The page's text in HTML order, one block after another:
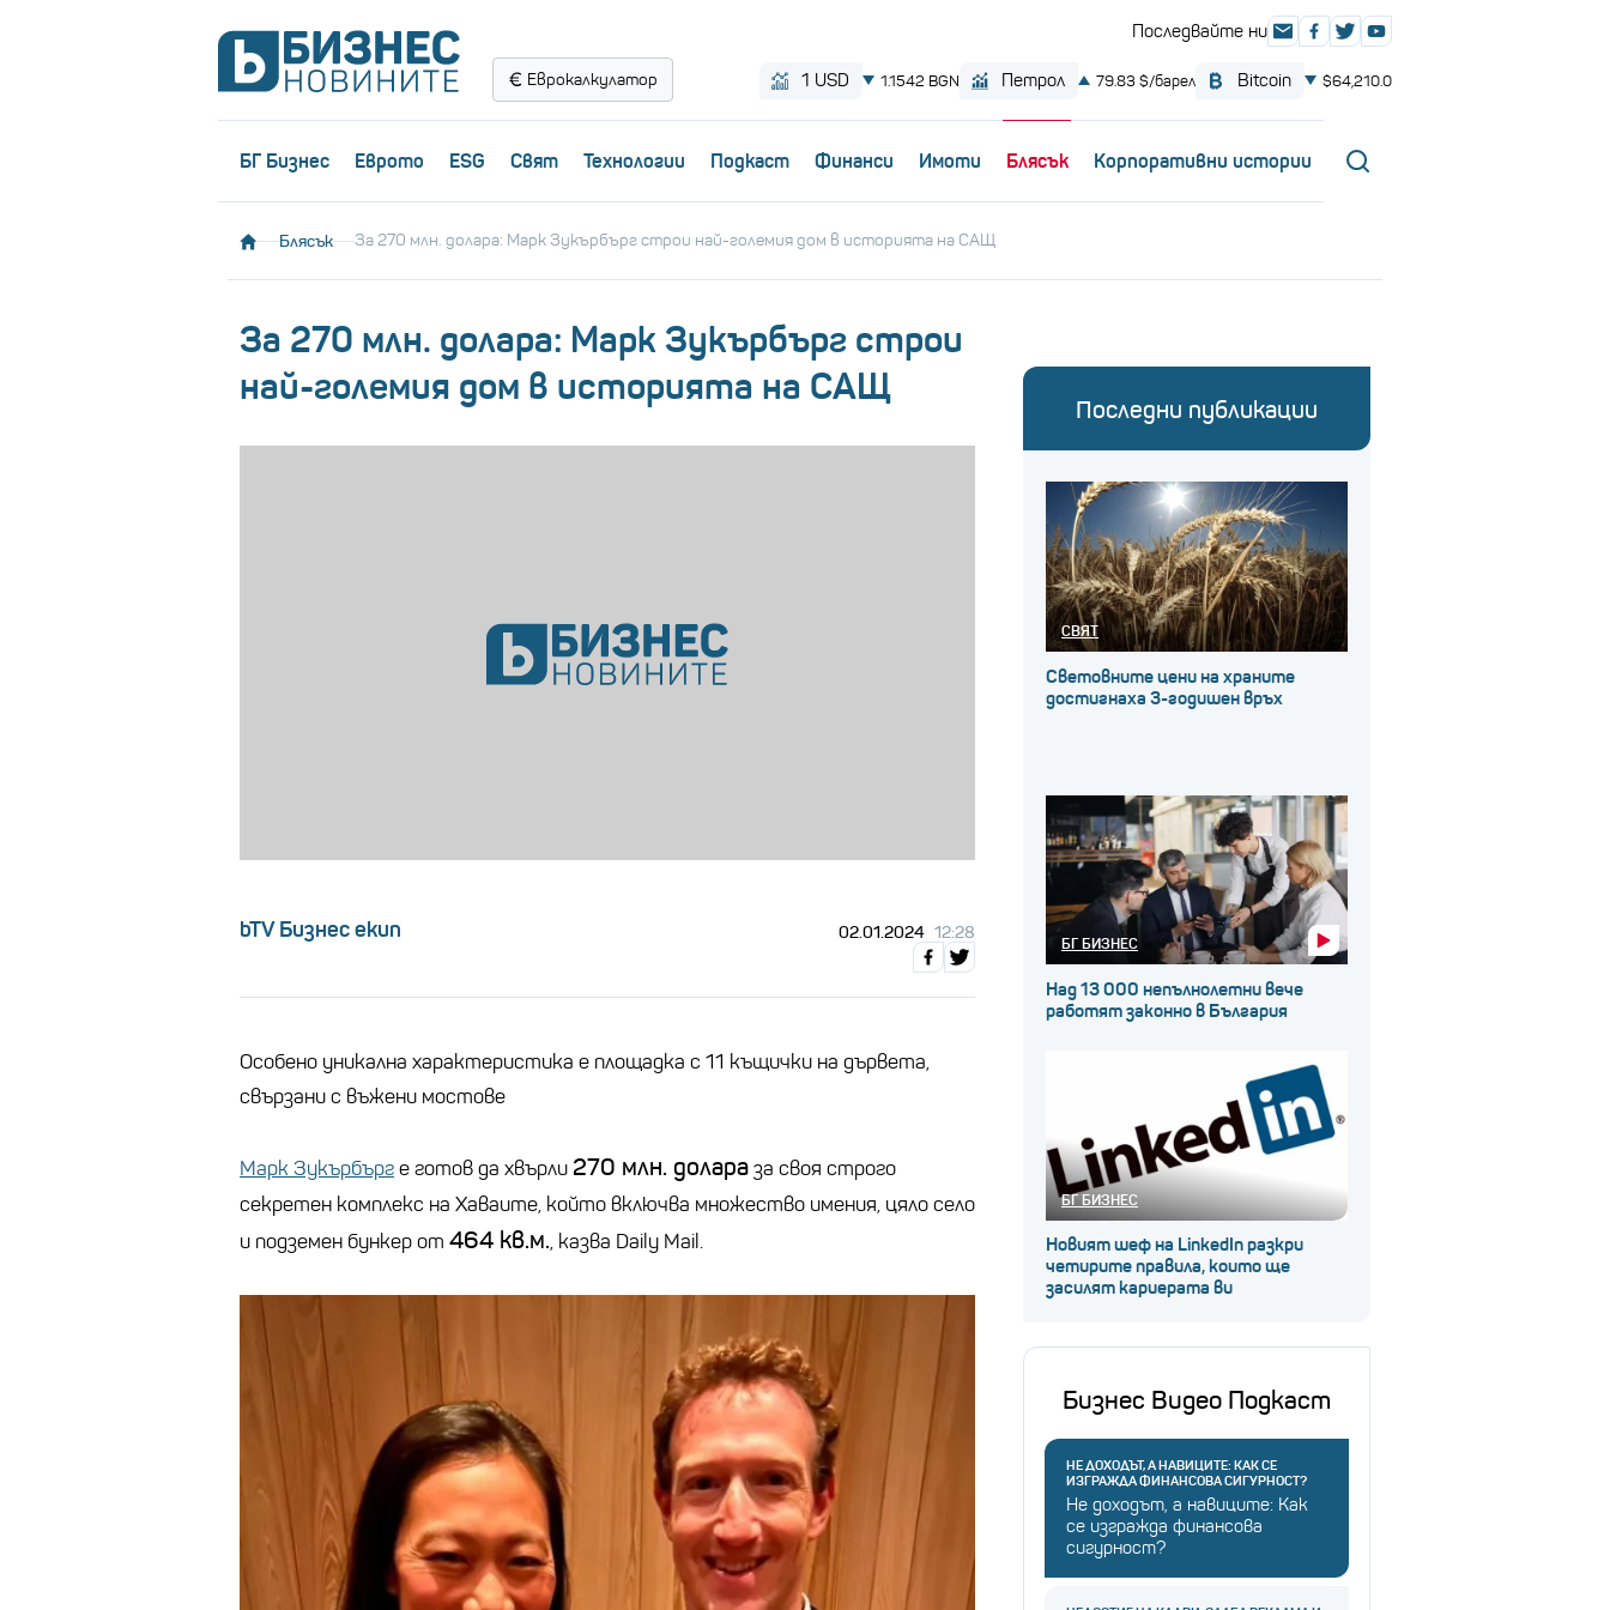
Еврокалкулатор
БГ Бизнес Еврото ESG Свят Технологии Пoдкаст Финанси Имоти Блясък Корпоративни истории
Блясък За 270 млн. долара: Марк Зукърбърг строи най-големия дом в историята на САЩ
За 270 млн. долара: Марк Зукърбърг строи
най-големия дом в историята на САЩ
bTV Бизнес екип 02.01.2024 12:28
Особено уникална характеристика е площадка с 11 къщички на дървета,
свързани с въжени мостове
Марк Зукърбърге готов да хвърли 270 млн. долараза своя строго
секретен комплекс на Хаваите, който включва множество имения, цяло село
и подземен бункер от 464 кв.м., казва Daily Mail.
Последни публикации
СВЯТ
Световните цени на храните
достигнаха 3-годишен връх
БГ БИЗНЕС
Над 13 000 непълнолетни вече
работят законно в България
БГ БИЗНЕС
Новият шеф на LinkedIn разкри
четирите правила, които ще
засилят кариерата ви
Бизнес Видео Подкаст
НЕ ДОХОДЪТ, А НАВИЦИТЕ: КАК СЕ
ИЗГРАЖДА ФИНАНСОВА СИГУРНОСТ?
Не доходът, а навиците: Как
се изгражда финансова
сигурност?